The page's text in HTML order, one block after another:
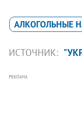
АЛКОГОЛЬНЫЕ
ИСТОЧНИК:
РЕКЛАМА